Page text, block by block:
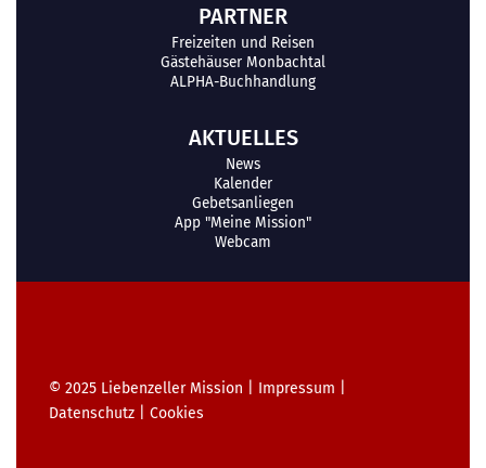
PARTNER
Freizeiten und Reisen
Gästehäuser Monbachtal
ALPHA-Buchhandlung
AKTUELLES
News
Kalender
Gebetsanliegen
App "Meine Mission"
Webcam
© 2025 Liebenzeller Mission Impressum
Datenschutz
Cookies